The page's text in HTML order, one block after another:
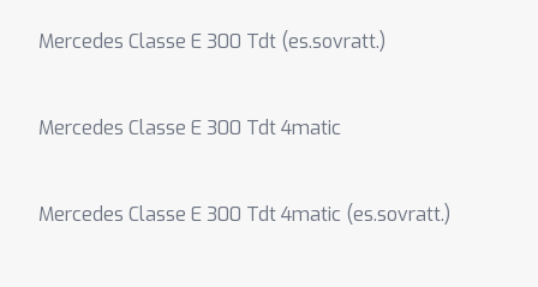
Mercedes Classe E 300 Tdt (es.sovratt.)
Mercedes Classe E 300 Tdt 4matic
Mercedes Classe E 300 Tdt 4matic (es.sovratt.)